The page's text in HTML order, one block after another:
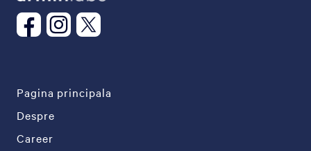
Pagina principala
Despre
Career